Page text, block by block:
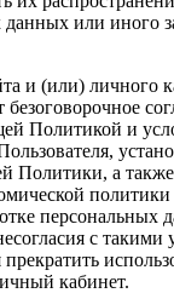
данных или иного
и (или) личного
безоговорочное
Политикой и
Политики, а
персональных
с такими
прекратить
кабинет.